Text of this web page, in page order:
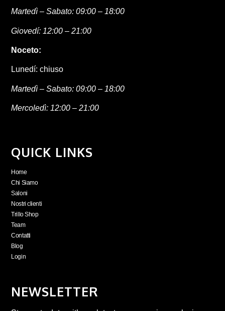
Martedì – Sabato: 09:00 – 18:00
Giovedí: 12:00 – 21:00
Noceto:
Lunedí: chiuso
Martedì – Sabato: 09:00 – 18:00
Mercoledì: 12:00 – 21:00
QUICK LINKS
Home
Chi Siamo
Saloni
Nostri clienti
Trillo Shop
Team
Contatti
Blog
Login
NEWSLETTER